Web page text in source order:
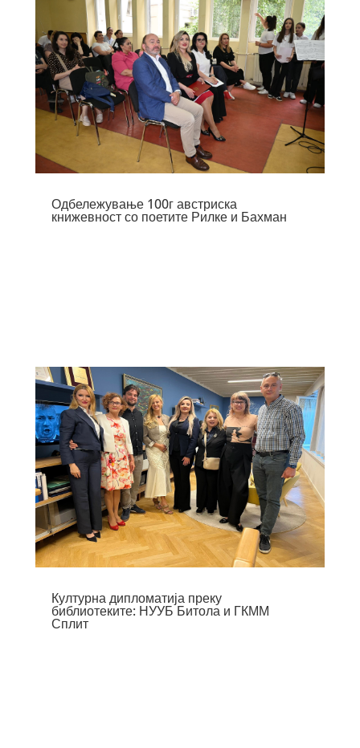
Одбележување 100г австриска
книжевност со поетите Рилке и Бахман
Културна дипломатија преку
библиотеките: НУУБ Битола и ГКММ
Сплит